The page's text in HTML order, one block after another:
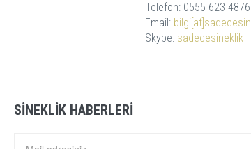
Telefon: 0555 623 4876
Email:
Skype: sadecesineklik
SINEKLIK HABERLERI